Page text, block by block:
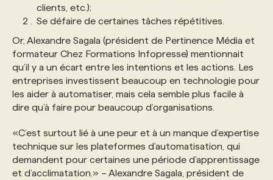
clients, etc.);
Se défaire de certaines tâches répétitives.
Or, Alexandre Sagala (président de Pertinence Média et
formateur Chez Formations Infopresse) mentionnait
qu’il y a un écart entre les intentions et les actions. Les
entreprises investissent beaucoup en technologie pour
les aider à automatiser, mais cela semble plus facile à
dire qu’à faire pour beaucoup d’organisations.
«C’est surtout lié à une peur et à un manque d’expertise
technique sur les plateformes d’automatisation, qui
demandent pour certaines une période d’apprentissage
et d’acclimatation.» – Alexandre Sagala, président de